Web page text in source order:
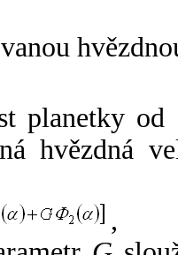
planetky od
hvězdná
,